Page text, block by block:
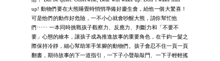
up! 動物們要在大熊睡覺時悄悄準備好慶生會，給他一個大驚喜！
可是他們的動作好危險，一不小心就會吵醒大熊，請你幫忙他
們⋯⋯ 一本同時挑戰孩子觀察力、反應力、判斷力和「不要不
要」心態的繪本，讓孩子成為推進故事的重要角色，在千鈞一髮之
際保持冷靜，細心幫助笨手笨腳的動物們。孩子會忍不住一頁一頁
翻書，期待故事的下一道指引，一下子小聲敲敲門、一下子輕輕搖